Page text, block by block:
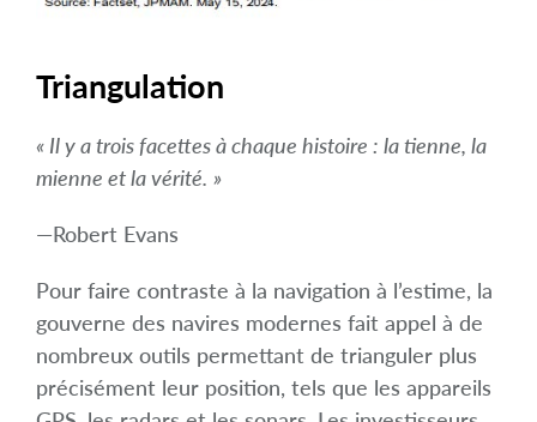
Triangulation
« Il y a trois facettes à chaque histoire : la tienne, la
mienne et la vérité. »
—Robert Evans
Pour faire contraste à la navigation à l’estime, la
gouverne des navires modernes fait appel à de
nombreux outils permettant de trianguler plus
précisément leur position, tels que les appareils